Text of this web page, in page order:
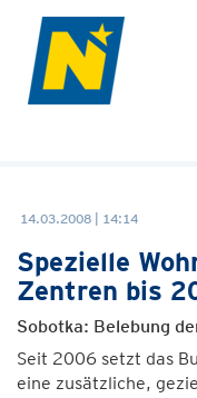
14.03.2008 | 14:14
Spezielle
Zentren bis
Sobotka: Belebung
Seit 2006 setzt das
eine zusätzliche,